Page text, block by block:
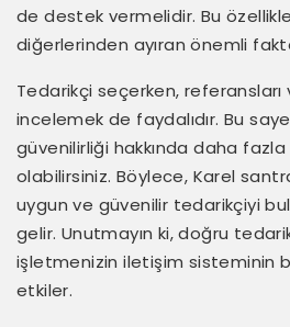
de destek vermelidir. Bu
diğerlerinden ayıran önemli
Tedarikçi seçerken, referansları
incelemek de faydalıdır. Bu
güvenilirliği hakkında daha
olabilirsiniz. Böylece, Karel
uygun ve güvenilir tedarikçiyi
gelir. Unutmayın ki, doğru
işletmenizin iletişim sisteminin
etkiler.